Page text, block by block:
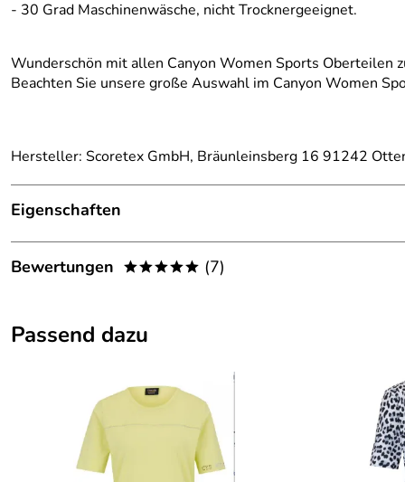
- 30 Grad Maschinenwäsche, nicht Trocknergeeignet.
Wunderschön mit allen Canyon Women Sports Oberteilen
Beachten Sie unsere große Auswahl im Canyon Women
Hersteller: Scoretex GmbH, Bräunleinsberg 16 91242
Eigenschaften
Details
Farbe:
schwarz
Canyon Women Sports
Bewertungen ***** (7)
5
Passend dazu